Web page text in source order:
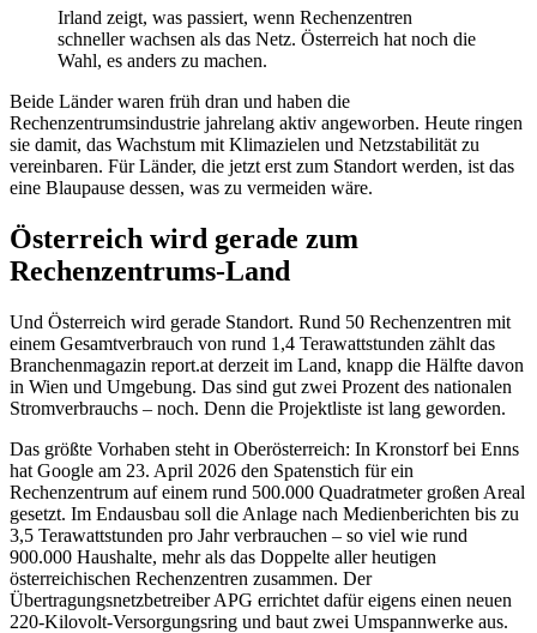
Irland zeigt, was passiert, wenn Rechenzentren
schneller wachsen als das Netz. Österreich hat noch die
Wahl, es anders zu machen.
Beide Länder waren früh dran und haben die
Rechenzentrumsindustrie jahrelang aktiv angeworben. Heute ringen
sie damit, das Wachstum mit Klimazielen und Netzstabilität zu
vereinbaren. Für Länder, die jetzt erst zum Standort werden, ist das
eine Blaupause dessen, was zu vermeiden wäre.
Österreich wird gerade zum
Rechenzentrums-Land
Und Österreich wird gerade Standort. Rund 50 Rechenzentren mit
einem Gesamtverbrauch von rund 1,4 Terawattstunden zählt das
Branchenmagazin report.at derzeit im Land, knapp die Hälfte davon
in Wien und Umgebung. Das sind gut zwei Prozent des nationalen
Stromverbrauchs – noch. Denn die Projektliste ist lang geworden.
Das größte Vorhaben steht in Oberösterreich: In Kronstorf bei Enns
hat Google am 23. April 2026 den Spatenstich für ein
Rechenzentrum auf einem rund 500.000 Quadratmeter großen Areal
gesetzt. Im Endausbau soll die Anlage nach Medienberichten bis zu
3,5 Terawattstunden pro Jahr verbrauchen – so viel wie rund
900.000 Haushalte, mehr als das Doppelte aller heutigen
österreichischen Rechenzentren zusammen. Der
Übertragungsnetzbetreiber APG errichtet dafür eigens einen neuen
220-Kilovolt-Versorgungsring und baut zwei Umspannwerke aus.